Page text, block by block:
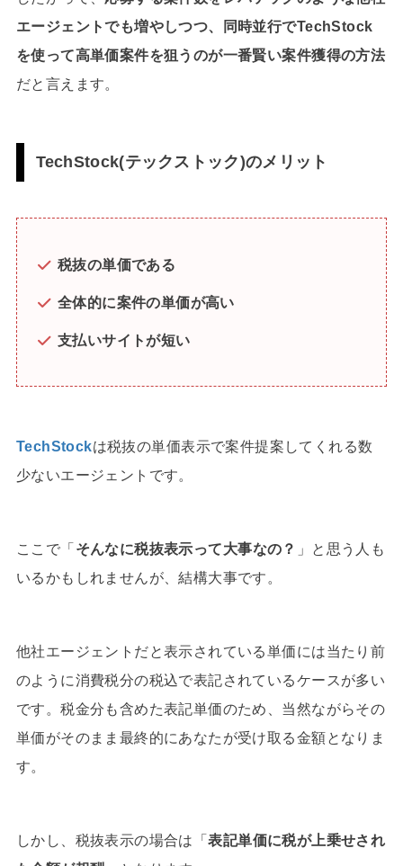
エージェントでも増やしつつ、同時並行でTechStock
を使って高単価案件を狙うのが一番賢い案件獲得の方法
だと言えます。
TechStock(テックストック)のメリット
税抜の単価である
全体的に案件の単価が高い
支払いサイトが短い
TechStockは税抜の単価表示で案件提案してくれる数
少ないエージェントです。
ここで「そんなに税抜表示って大事なの？ 」と思う人も
いるかもしれませんが、結構大事です。
他社エージェントだと表示されている単価には当たり前
のように消費税分の税込で表記されているケースが多い
です。税金分も含めた表記単価のため、当然ながらその
単価がそのまま最終的にあなたが受け取る金額となりま
す。
しかし、税抜表示の場合は「表記単価に税が上乗せされ